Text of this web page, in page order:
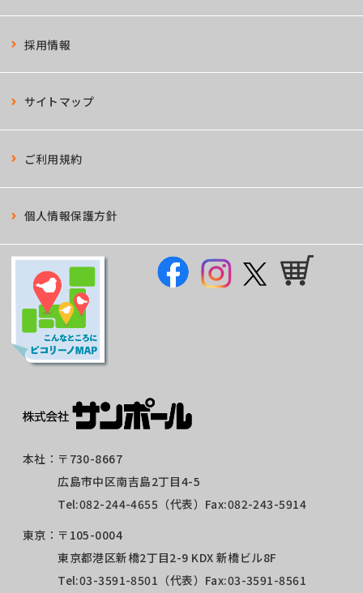
採用情報
サイトマップ
ご利用規約
個人情報保護方針
本社： 〒730-8667
広島市中区南吉島2丁目4-5
Tel:082-244-4655 （代表）Fax:082-243-5914
東京： 〒105-0004
東京都港区新橋2丁目2-9 KDX 新橋ビル8F
Tel:03-3591-8501 （代表）Fax:03-3591-8561